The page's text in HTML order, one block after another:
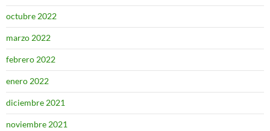
octubre 2022
marzo 2022
febrero 2022
enero 2022
diciembre 2021
noviembre 2021